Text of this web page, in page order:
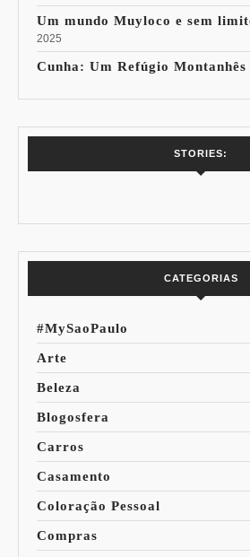
Um mundo Muyloco e sem
2025
Cunha: Um Refúgio Montanhês
STORIES:
15% de
CATEGORIAS
#MySaoPaulo
Arte
Beleza
Blogosfera
Carros
Casamento
Coloração Pessoal
Compras